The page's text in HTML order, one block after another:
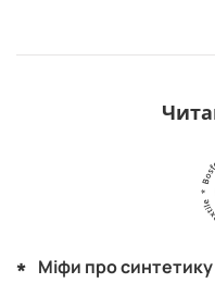
Міфи про синтетику